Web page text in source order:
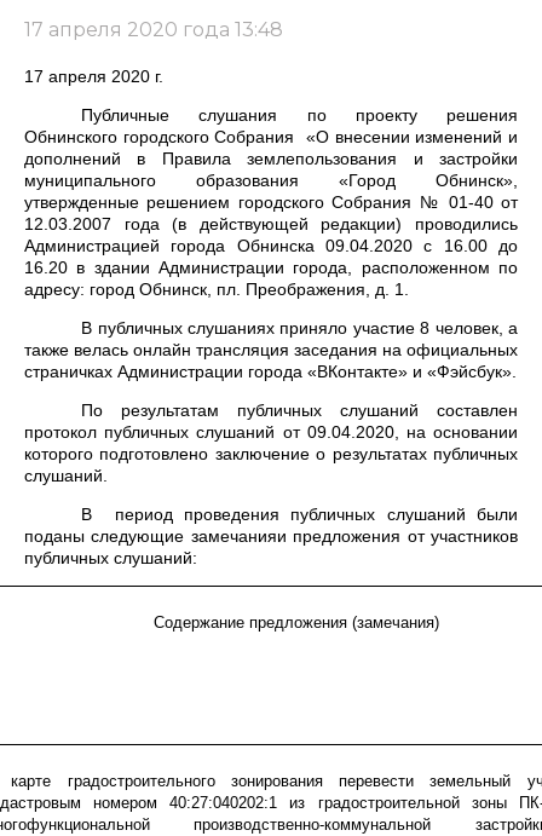
17 апреля 2020 года 13:48
17 апреля 2020 г.
Публичные слушания по проекту решения
Обнинского городского Собрания
«О внесении изменений и
дополнений в Правила землепользования и застройки
муниципального образования «Город Обнинск»,
утвержденные решением городского Собрания № 01-40 от
12.03.2007 года (в действующей редакции) проводились
Администрацией города Обнинска 09.04.2020 с 16.00 до
16.20 в здании Администрации города, расположенном по
адресу: город Обнинск, пл. Преображения, д. 1.
В публичных слушаниях приняло участие 8 человек, а
также велась онлайн трансляция заседания на официальных
страничках Администрации города «ВКонтакте» и «Фэйсбук».
По результатам публичных слушаний составлен
протокол публичных слушаний от 09.04.2020, на основании
которого подготовлено заключение о результатах публичных
слушаний.
В
период проведения публичных слушаний были
поданы следующие замечанияи предложения от участников
публичных слушаний:
Содержание предложения (замечания)
градостроительного зонирования перевести земельный
номером 40:27:040202:1 из градостроительной зоны
производственно-коммунальной